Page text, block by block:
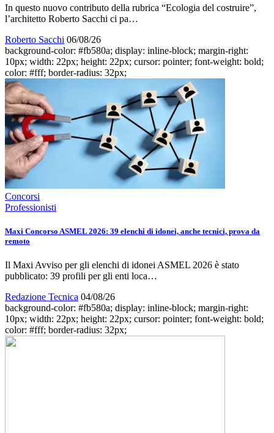
In questo nuovo contributo della rubrica “Ecologia del costruire”,
l’architetto Roberto Sacchi ci pa…
Roberto Sacchi 06/08/26
background-color: #fb580a; display: inline-block; margin-right:
10px; width: 22px; height: 22px; cursor: pointer; font-weight: bold;
color: #fff; border-radius: 32px;
Concorsi
Professionisti
Maxi Concorso ASMEL 2026: 39 elenchi di idonei, anche tecnici, prova da
remoto
Il Maxi Avviso per gli elenchi di idonei ASMEL 2026 è stato
pubblicato: 39 profili per gli enti loca…
Redazione Tecnica 04/08/26
background-color: #fb580a; display: inline-block; margin-right:
10px; width: 22px; height: 22px; cursor: pointer; font-weight: bold;
color: #fff; border-radius: 32px;